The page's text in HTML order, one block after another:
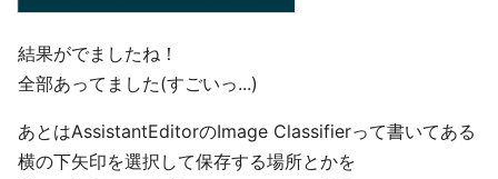
結果がでましたね！
全部あってました(すごいっ...)
あとはAssistantEditorのImage Classifierって書いてある
横の下矢印を選択して保存する場所とかを